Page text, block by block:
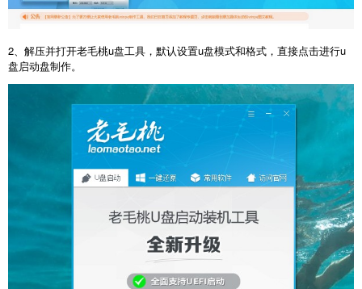
2、解压并打开老毛桃u盘工具，默认设置u盘模式和格式，直接点击进行u
盘启动盘制作。